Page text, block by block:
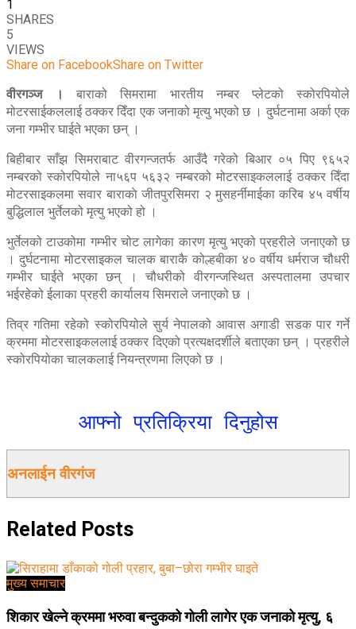
1
SHARES
5
VIEWS
Share on FacebookShare on Twitter
वीरगञ्ज ।
बाराको सिमरामा भारतीय नम्बर प्लेटको स्कोरपियोले
मोटरसाईकललाई ठक्कर दिँदा एक जनाको मृत्यु भएको छ । दुर्घटनामा अर्का एक
जना गम्भीर घाईते भएका छन् ।
बिहीबार साँझ सिमराबाट वीरगन्जतर्फ आउँदै गरेको बिआर ०५ पिए ९६५२
नम्बरको स्कोरपियोले ना५६प ५६३२ नम्बरको मोटरसाइकललाई ठक्कर दिँदा
माेटरसाइकलमा सवार बाराकाे जीतपुरसिमरा २ मुसहर्नीमाईका करिब ४५ वर्षीय
बुद्धिलाल भुर्तेलको मृत्यु भएको हो ।
भुर्तेलको टाउकोमा गम्भीर चोट लागेका कारण मृत्यु भएको प्रहरीले जनाएको छ
। दुर्घटनामा मोटरसाइकल चालक बाराकै कोल्हबीका ४० वर्षीय धर्मराज चौधरी
गम्भीर घाईते भएका छन् । चौधरीको वीरगन्जस्थित अस्पतालमा उपचार
भईरहेको ईलाका प्रहरी कार्यालय सिमराले जनाएको छ ।
तिव्र गतिमा रहेको स्कोरपियोले सुर्य नेपालको आवास अगाडी सडक पार गर्ने
क्रममा मोटरसाइकललाई ठक्कर दिएको प्रत्यक्षदर्शीले बताएका छन् । प्रहरीले
स्कोरपियोका चालकलाई नियन्त्रणमा लिएको छ ।
आफ्नो प्रतिक्रिया दिनुहोस
अनलाईन वीरगंज
Related Posts
मुख्य समाचार
शिकार खेल्ने क्रममा भरुवा बन्दुकको गोली लागेर एक जनाको मृत्यु, ६